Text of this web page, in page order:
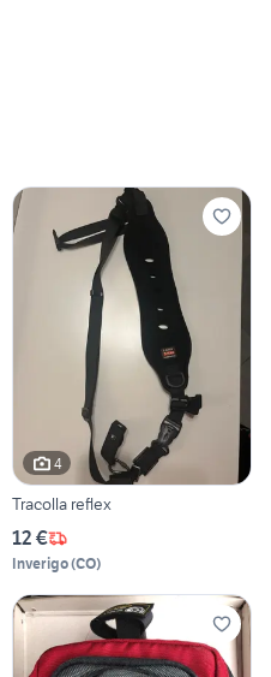
4
Tracolla reflex
12 €
Inverigo(CO)